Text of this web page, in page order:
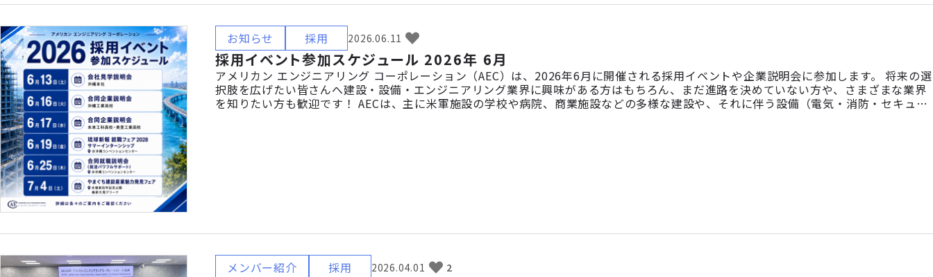
お知らせ 採用 2026.06.11
採用イベント参加スケジュール 2026年 6月
アメリカン エンジニアリング コーポレーション（AEC）は、2026年6月に開催される採用イベントや企業説明会に参加します。 将来の選
択肢を広げたい皆さんへ建設・設備・エンジニアリング業界に興味がある方はもちろん、まだ進路を決めていない方や、さまざまな業界
を知りたい方も歓迎です！ AECは、主に米軍施設の学校や病院、商業施設などの多様な建設や、それに伴う設備（電気・消防・セキュリ
メンバー紹介 採用 2026.04.01 2